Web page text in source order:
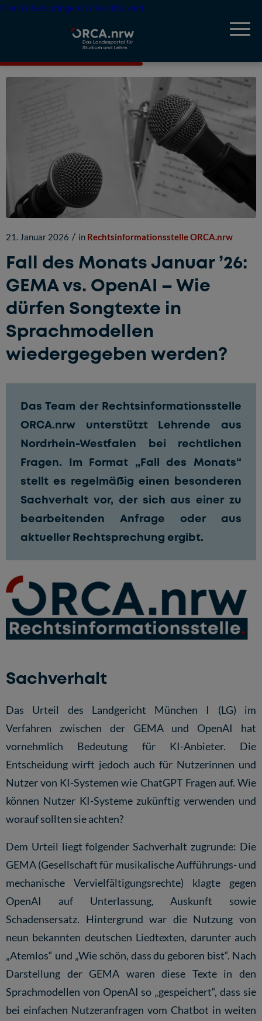
Menü überspringen (Enter drücken)
Fall des Monats Januar ’26:
GEMA vs. OpenAI – Wie
dürfen Songtexte in
Sprachmodellen
wiedergegeben werden?
21. Januar 2026 / in Rechtsinformationsstelle ORCA.nrw
Das Team der Rechtsinformationsstelle
ORCA.nrw unterstützt Lehrende aus
Nordrhein-Westfalen bei rechtlichen
Fragen. Im Format „Fall des Monats“
stellt es regelmäßig einen besonderen
Sachverhalt vor, der sich aus einer zu
bearbeitenden Anfrage oder aus
aktueller Rechtsprechung ergibt.
Sachverhalt
Das Urteil des Landgericht München I (LG) im
Verfahren zwischen der GEMA und OpenAI hat
vornehmlich Bedeutung für KI-Anbieter. Die
Entscheidung wirft jedoch auch für Nutzerinnen und
Nutzer von KI-Systemen wie ChatGPT Fragen auf. Wie
können Nutzer KI-Systeme zukünftig verwenden und
worauf sollten sie achten?
Dem Urteil liegt folgender Sachverhalt zugrunde: Die
GEMA (Gesellschaft für musikalische Aufführungs- und
mechanische Vervielfältigungsrechte) klagte gegen
OpenAI auf Unterlassung, Auskunft sowie
Schadensersatz. Hintergrund war die Nutzung von
neun bekannten deutschen Liedtexten, darunter auch
„Atemlos“ und „Wie schön, dass du geboren bist“. Nach
Darstellung der GEMA waren diese Texte in den
Sprachmodellen von OpenAI so „gespeichert“, dass sie
bei einfachen Nutzeranfragen vom Chatbot in weiten